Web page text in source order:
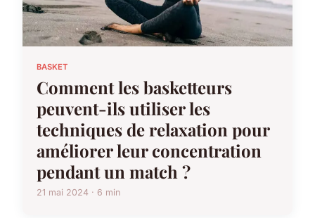
BASKET
Comment les basketteurs
peuvent-ils utiliser les
techniques de relaxation pour
améliorer leur concentration
pendant un match ?
21 mai 2024 · 6 min